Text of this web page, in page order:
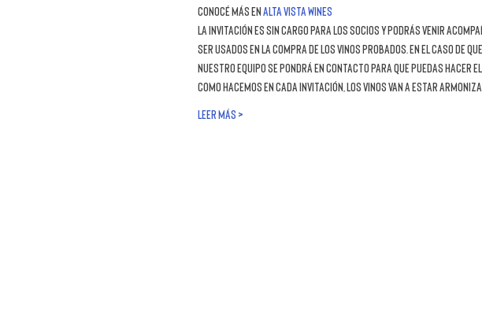
Conocé más en Alta Vista Wines
La invitación es sin cargo para los socios y podrás venir
ser usados en la compra de los vinos probados. En el caso de
nuestro equipo se pondrá en contacto para que puedas hacer
Como hacemos en cada invitación, los vinos van a estar
LEER MÁS >